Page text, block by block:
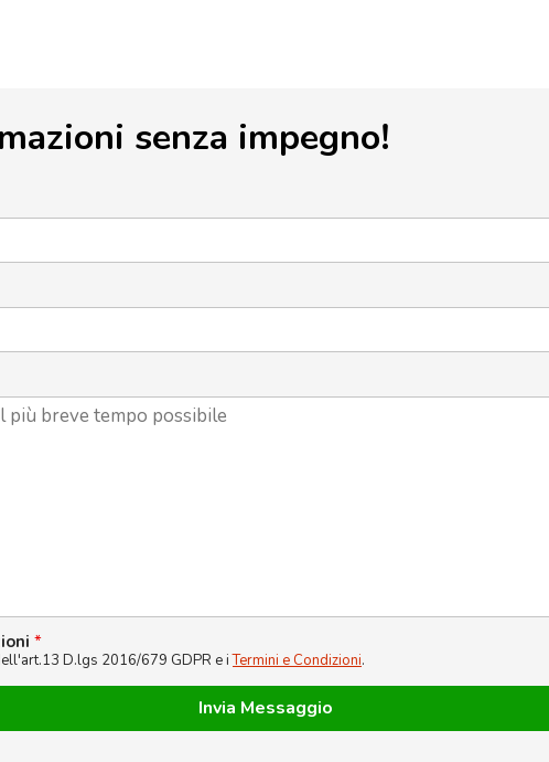
senza impegno!
*
D.lgs 2016/679 GDPR e iTermini e Condizioni.